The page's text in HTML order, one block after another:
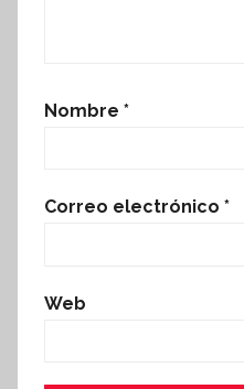
Nombre *
Correo electrónico *
Web